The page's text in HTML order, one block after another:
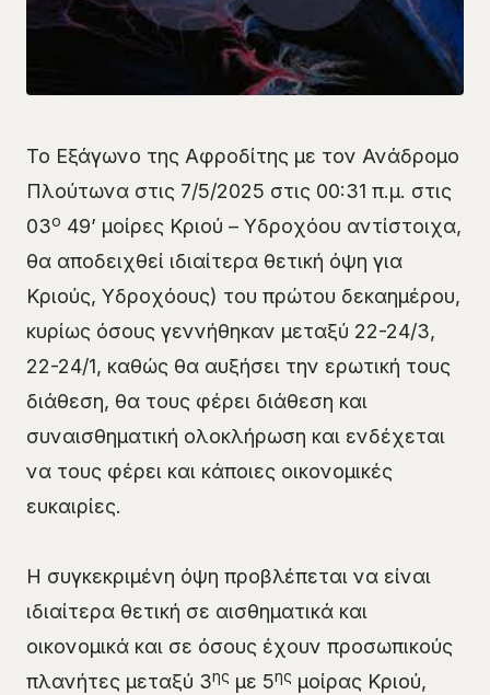
Το Εξάγωνο της Αφροδίτης με τον Ανάδρομο
Πλούτωνα στις 7/5/2025 στις 00:31 π.μ. στις
03ο 49’ μοίρες Κριού – Υδροχόου αντίστοιχα,
θα αποδειχθεί ιδιαίτερα θετική όψη για
Κριούς, Υδροχόους) του πρώτου δεκαημέρου,
κυρίως όσους γεννήθηκαν μεταξύ 22-24/3,
22-24/1, καθώς θα αυξήσει την ερωτική τους
διάθεση, θα τους φέρει διάθεση και
συναισθηματική ολοκλήρωση και ενδέχεται
να τους φέρει και κάποιες οικονομικές
ευκαιρίες.
Η συγκεκριμένη όψη προβλέπεται να είναι
ιδιαίτερα θετική σε αισθηματικά και
οικονομικά και σε όσους έχουν προσωπικούς
πλανήτες μεταξύ 3ης με 5ης μοίρας Κριού,